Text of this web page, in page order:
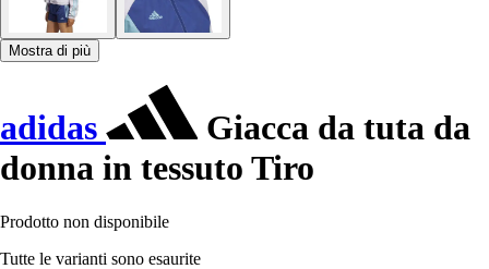
Mostra di più
adidas
Giacca da tuta da
donna in tessuto Tiro
Prodotto non disponibile
Tutte le varianti sono esaurite